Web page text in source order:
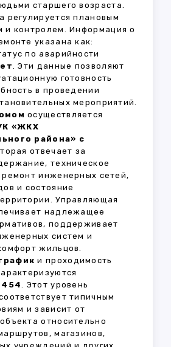
старшего возраста.
регулируется плановым
и контролем. Информация о
указана как:
по аварийности
. Эти данные позволяют
готовность
в проведении
мероприятий.
осуществляется
«ЖКХ
района» с
отвечает за
техническое
инженерных сетей,
и состояние
Управляющая
надлежащее
поддерживает
систем и
жильцов.
и проходимость
. Этот уровень
типичным
и зависит от
относительно
магазинов,